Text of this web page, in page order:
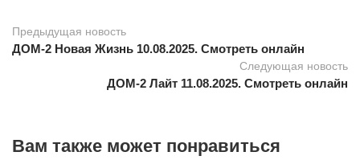
Предыдущая новость
ДОМ-2 Новая Жизнь 10.08.2025. Смотреть онлайн
Следующая новость
ДОМ-2 Лайт 11.08.2025. Смотреть онлайн
Вам также может понравиться